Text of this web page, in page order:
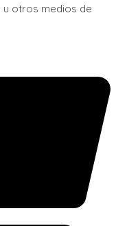
otros medios de